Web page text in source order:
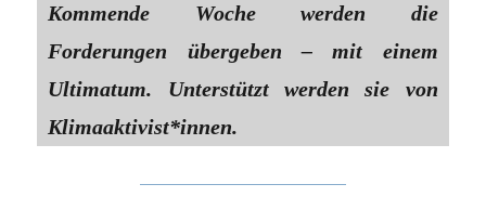
Kommende Woche werden die
Forderungen übergeben – mit einem
Ultimatum. Unterstützt werden sie von
Klimaaktivist*innen.